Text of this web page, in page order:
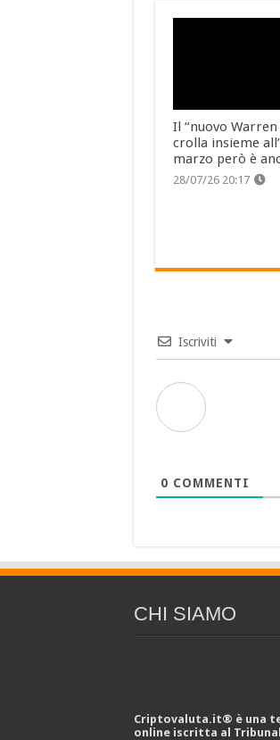
Il “nuovo
crolla insieme
marzo però è
28/07/26 20:17
Iscriviti
0 COMMENTI
CHI SIAMO
Criptovaluta.it® è una
online iscritta al